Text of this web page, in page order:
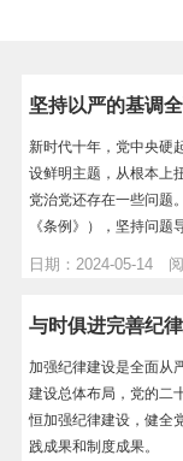
新时代十年，党中央硬
设鲜明主题，从根本上
党治党还存在一些问题
《条例》），坚持问题
日期：2024-05-14
加强纪律建设是全面从
建设总体布局，党的二
恒加强纪律建设，健全
践成果和制度成果。